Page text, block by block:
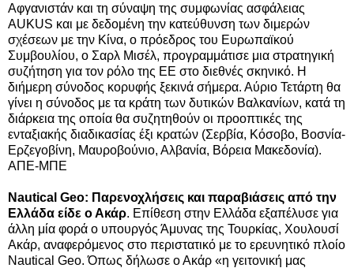
Αφγανιστάν και τη σύναψη της συμφωνίας ασφάλειας
AUKUS και με δεδομένη την κατεύθυνση των διμερών
σχέσεων με την Κίνα, ο πρόεδρος του Ευρωπαϊκού
Συμβουλίου, ο Σαρλ Μισέλ, προγραμμάτισε μια στρατηγική
συζήτηση για τον ρόλο της ΕΕ στο διεθνές σκηνικό. Η
διήμερη σύνοδος κορυφής ξεκινά σήμερα. Αύριο Τετάρτη θα
γίνει η σύνοδος με τα κράτη των δυτικών Βαλκανίων, κατά τη
διάρκεια της οποία θα συζητηθούν οι προοπτικές της
ενταξιακής διαδικασίας έξι κρατών (Σερβία, Κόσοβο, Βοσνία-
Ερζεγοβίνη, Μαυροβούνιο, Αλβανία, Βόρεια Μακεδονία).
ΑΠΕ-ΜΠΕ
Nautical Geo: Παρενοχλήσεις και παραβιάσεις από την
Ελλάδα είδε ο Ακάρ. Επίθεση στην Ελλάδα εξαπέλυσε για
άλλη μία φορά ο υπουργός Άμυνας της Τουρκίας, Χουλουσί
Ακάρ, αναφερόμενος στο περιστατικό με το ερευνητικό πλοίο
Nautical Geo. Όπως δήλωσε ο Ακάρ «η γειτονική μας